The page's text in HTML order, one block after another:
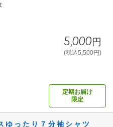
5,000円
(税込5,500円)
定期お届け
限定
ゆったり７分袖シャツ